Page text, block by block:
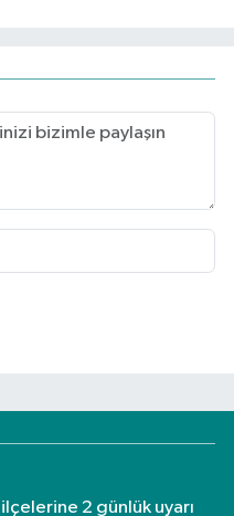
2 günlük uyarı